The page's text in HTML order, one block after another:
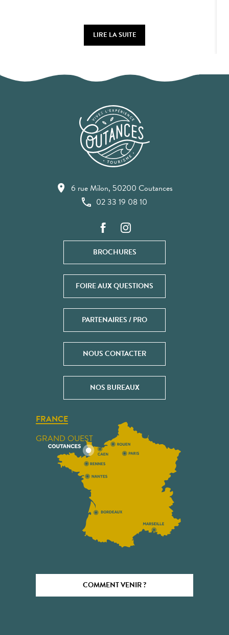
LIRE LA SUITE
6 rue Milon, 50200 Coutances
02 33 19 08 10
BROCHURES
FOIRE AUX QUESTIONS
PARTENAIRES / PRO
NOUS CONTACTER
NOS BUREAUX
FRANCE
GRAND OUEST
COMMENT VENIR ?